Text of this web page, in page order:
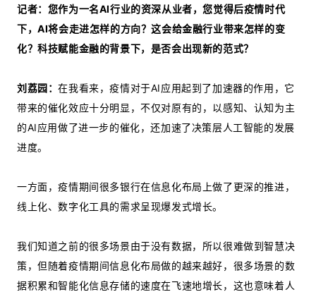
记者：您作为一名AI行业的资深从业者，您觉得后疫情时代
下，AI将会走进怎样的方向？这会给金融行业带来怎样的变
化？科技赋能金融的背景下，是否会出现新的范式？
刘荔园：在我看来，疫情对于AI应用起到了加速器的作用，它
带来的催化效应十分明显，不仅对原有的，以感知、认知为主
的AI应用做了进一步的催化，还加速了决策层人工智能的发展
进度。
一方面，疫情期间很多银行在信息化布局上做了更深的推进，
线上化、数字化工具的需求呈现爆发式增长。
我们知道之前的很多场景由于没有数据，所以很难做到智慧决
策，但随着疫情期间信息化布局做的越来越好，很多场景的数
据积累和智能化信息存储的速度在飞速地增长，这也意味着人